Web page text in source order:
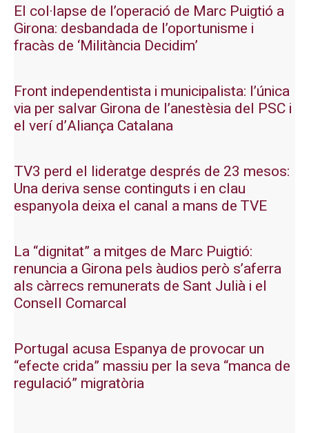
El col·lapse de l’operació de Marc Puigtió a
Girona: desbandada de l’oportunisme i
fracàs de ‘Militància Decidim’
Front independentista i municipalista: l’única
via per salvar Girona de l’anestèsia del PSC i
el verí d’Aliança Catalana
TV3 perd el lideratge després de 23 mesos:
Una deriva sense continguts i en clau
espanyola deixa el canal a mans de TVE
La “dignitat” a mitges de Marc Puigtió:
renuncia a Girona pels àudios però s’aferra
als càrrecs remunerats de Sant Julià i el
Consell Comarcal
Portugal acusa Espanya de provocar un
“efecte crida” massiu per la seva “manca de
regulació” migratòria